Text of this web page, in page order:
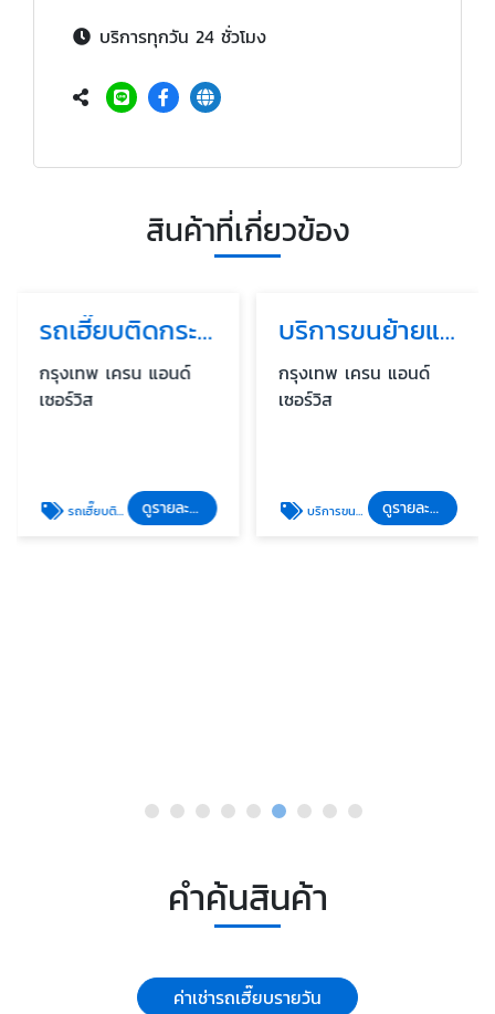
บริการทุกวัน 24 ชั่วโมง
สินค้าที่เกี่ยวข้อง
รถเฮี๊ยบติดกระเช้า (Crane with Basket)
กรุงเทพ เครน แอนด์
เซอร์วิส
รถเฮี๊ยบติดกระเช้า (Crane with Basket) ดูรายละเอียด
บริการขนย้ายและยกติดตั้ง
กรุงเทพ เครน แอนด์
เซอร์วิส
บริการขนย้ายและยกติดตั้ง ดูรายละเอียด
คำค้นสินค้า
ค่าเช่ารถเฮี๊ยบรายวัน